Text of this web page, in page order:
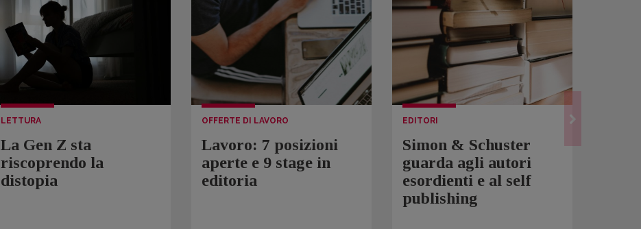
LETTURA
La Gen Z sta
riscoprendo la
distopia
OFFERTE DI LAVORO
Lavoro: 7 posizioni
aperte e 9 stage in
editoria
EDITORI
Simon & Schuster
guarda agli autori
esordienti e al self
publishing